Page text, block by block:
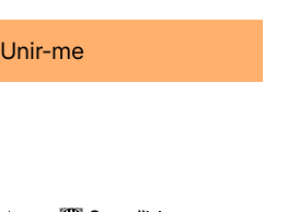
Unir-me